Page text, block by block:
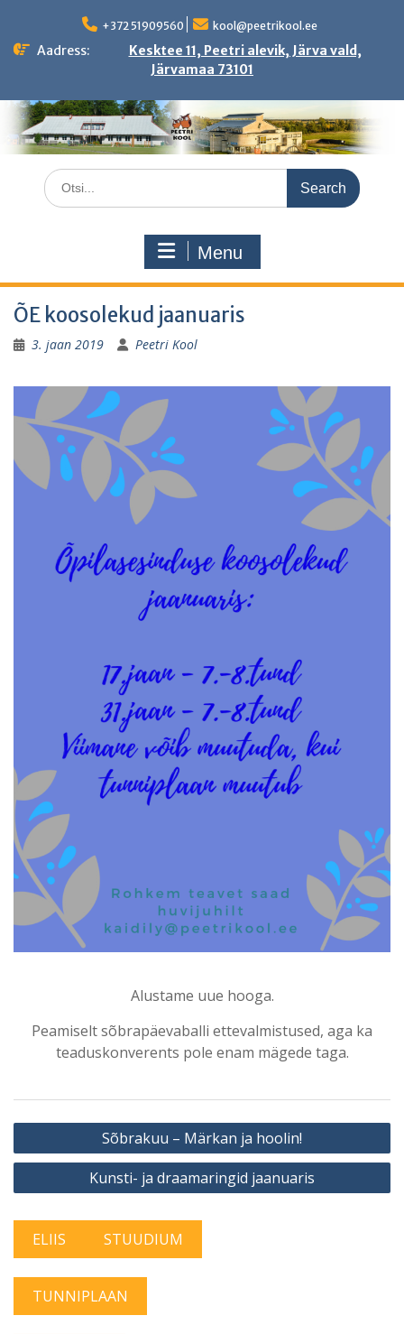
content
+372 51909560 kool@peetrikool.ee
Aadress:
Kesktee 11, Peetri alevik, Järva vald,
Järvamaa 73101
Search
for:
Menu
ÕE koosolekud jaanuaris
3. jaan 2019 Peetri Kool
Alustame uue hooga.
Peamiselt sõbrapäevaballi ettevalmistused, aga ka
teaduskonverents pole enam mägede taga.
Navigeerimine
Sõbrakuu – Märkan ja hoolin!
Kunsti- ja draamaringid jaanuaris
ELIIS STUUDIUM
TUNNIPLAAN